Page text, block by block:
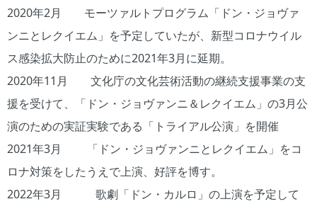
2020年2月 モーツァルトプログラム「ドン・ジョヴァ
ンニとレクイエム」を予定していたが、新型コロナウイル
ス感染拡大防止のために2021年3月に延期。
2020年11月 文化庁の文化芸術活動の継続支援事業の支
援を受けて、「ドン・ジョヴァンニ＆レクイエム」の3月公
演のための実証実験である「トライアル公演」を開催
2021年3月 「ドン・ジョヴァンニとレクイエム」をコ
ロナ対策をしたうえで上演、好評を博す。
2022年3月 歌劇「ドン・カルロ」の上演を予定して